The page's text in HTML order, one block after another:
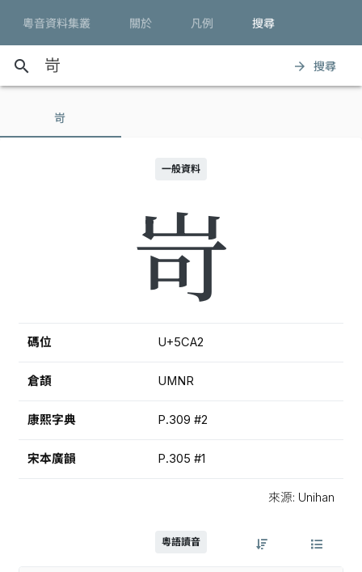
粵音資料集叢 關於 凡例 搜尋
search arrow_forward 搜尋
岢
一般資料
岢
碼位 U+5CA2
倉頡 UMNR
康熙字典 P.309 #2
宋本廣韻 P.305 #1
來源: Unihan
粵語讀音